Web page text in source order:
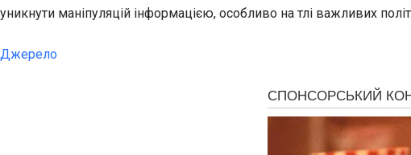
уникнути маніпуляцій інформацією, особливо на тлі важливих
Джерело